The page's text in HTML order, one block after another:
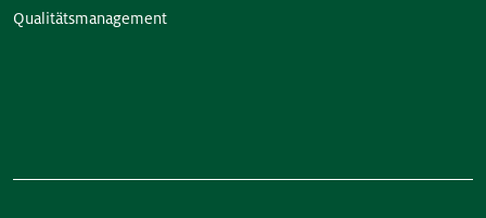
Qualitätsmanagement